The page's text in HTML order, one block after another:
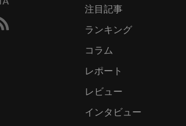
注目記事
ランキング
コラム
レポート
レビュー
インタビュー